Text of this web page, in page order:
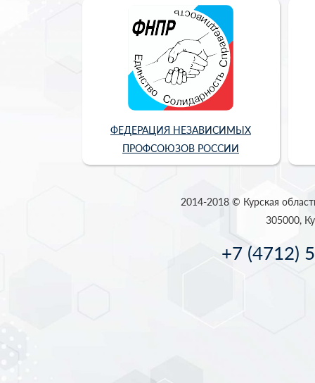
ФЕДЕРАЦИЯ НЕЗАВИСИМЫХ
ПРОФСОЮЗОВ РОССИИ
2014-2018 © Курская
305000,
+7 (4712)